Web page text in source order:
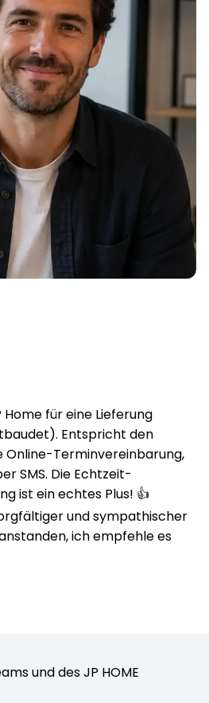
für eine Lieferung
Entspricht den
Online-Terminvereinbarung,
SMS. Die Echtzeit-
ist ein echtes Plus! 👍
und sympathischer
ich empfehle es
und des JP HOME